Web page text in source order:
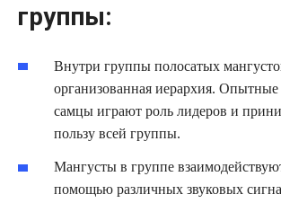
группы:
Внутри группы полосатых
организованная иерархия.
самцы играют роль лидеров и
пользу всей группы.
Мангусты в группе
помощью различных звуковых